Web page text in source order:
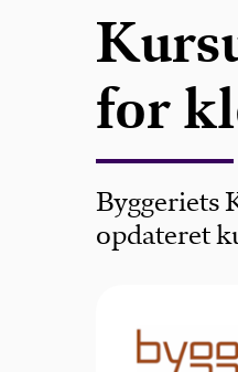
for
Byggeriets
opdateret